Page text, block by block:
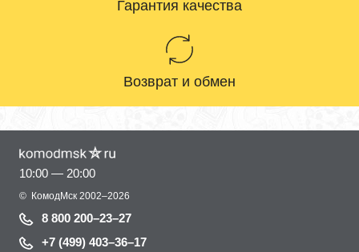
Гарантия качества
Возврат и обмен
10:00 — 20:00
© КомодМск 2002–2026
8 800 200–23–27
+7 (499) 403–36–17